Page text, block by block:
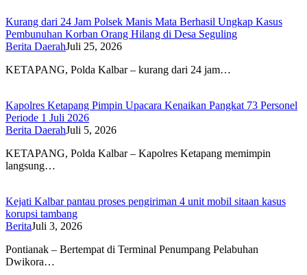
Kurang dari 24 Jam Polsek Manis Mata Berhasil Ungkap Kasus
Pembunuhan Korban Orang Hilang di Desa Seguling
Berita DaerahJuli 25, 2026
KETAPANG, Polda Kalbar – kurang dari 24 jam…
Kapolres Ketapang Pimpin Upacara Kenaikan Pangkat 73 Personel
Periode 1 Juli 2026
Berita DaerahJuli 5, 2026
KETAPANG, Polda Kalbar – Kapolres Ketapang memimpin
langsung…
Kejati Kalbar pantau proses pengiriman 4 unit mobil sitaan kasus
korupsi tambang
BeritaJuli 3, 2026
Pontianak – Bertempat di Terminal Penumpang Pelabuhan
Dwikora…